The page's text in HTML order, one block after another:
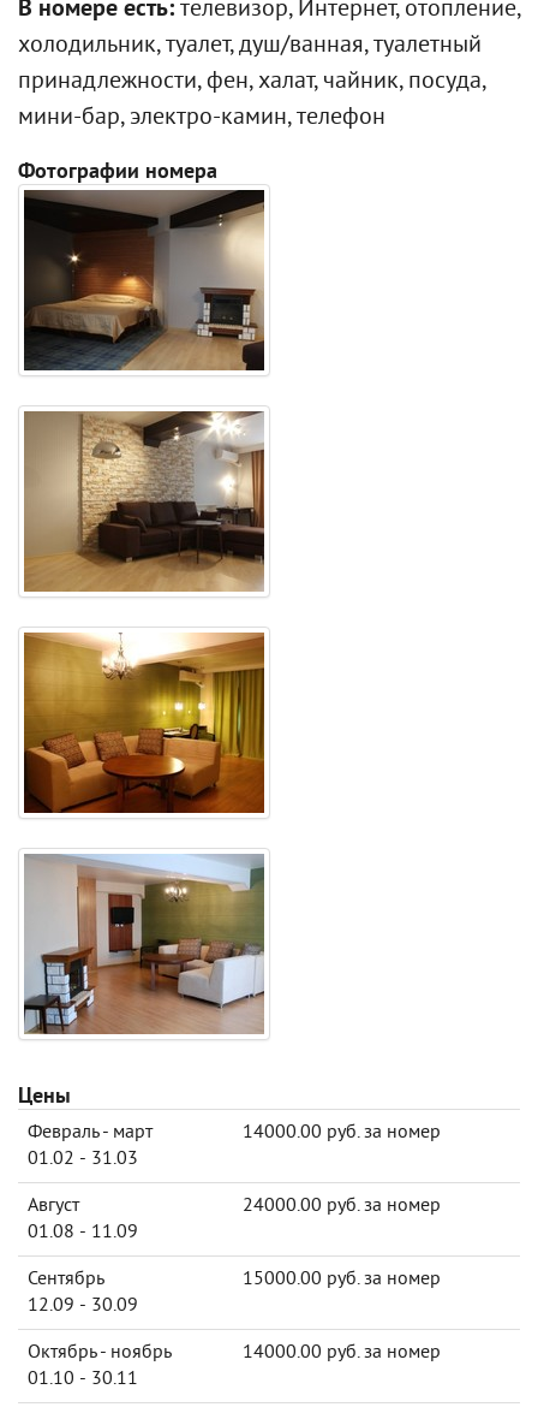
В номере есть: телевизор, Интернет, отопление,
холодильник, туалет, душ/ванная, туалетный
принадлежности, фен, халат, чайник, посуда,
мини-бар, электро-камин, телефон
Фотографии номера
Цены
Февраль - март
01.02 - 31.03
14000.00 руб. за номер
Август
01.08 - 11.09
24000.00 руб. за номер
Сентябрь
12.09 - 30.09
15000.00 руб. за номер
Октябрь - ноябрь
01.10 - 30.11
14000.00 руб. за номер